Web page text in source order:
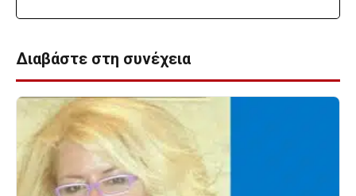
Διαβάστε στη συνέχεια